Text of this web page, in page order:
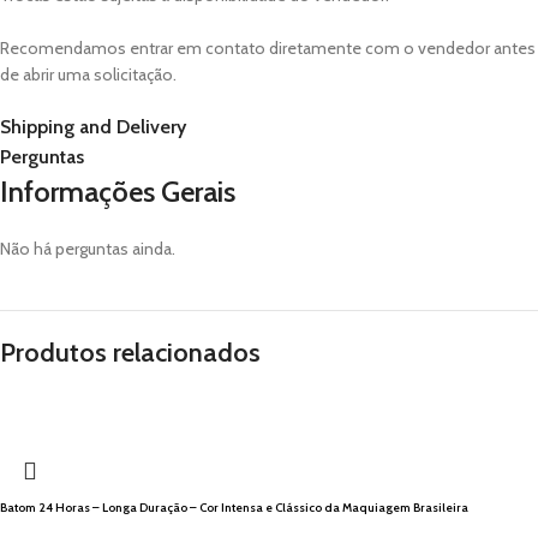
Recomendamos entrar em contato diretamente com o vendedor antes
de abrir uma solicitação.
Shipping and Delivery
Perguntas
Informações Gerais
Não há perguntas ainda.
Produtos relacionados
Batom 24 Horas – Longa Duração – Cor Intensa e Clássico da Maquiagem Brasileira